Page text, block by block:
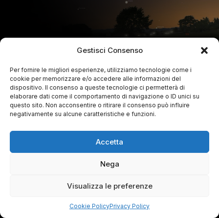
Gestisci Consenso
Per fornire le migliori esperienze, utilizziamo tecnologie come i
cookie per memorizzare e/o accedere alle informazioni del
dispositivo. Il consenso a queste tecnologie ci permetterà di
elaborare dati come il comportamento di navigazione o ID unici su
questo sito. Non acconsentire o ritirare il consenso può influire
negativamente su alcune caratteristiche e funzioni.
Accetta
Nega
Visualizza le preferenze
Cookie PolicyPrivacy Policy